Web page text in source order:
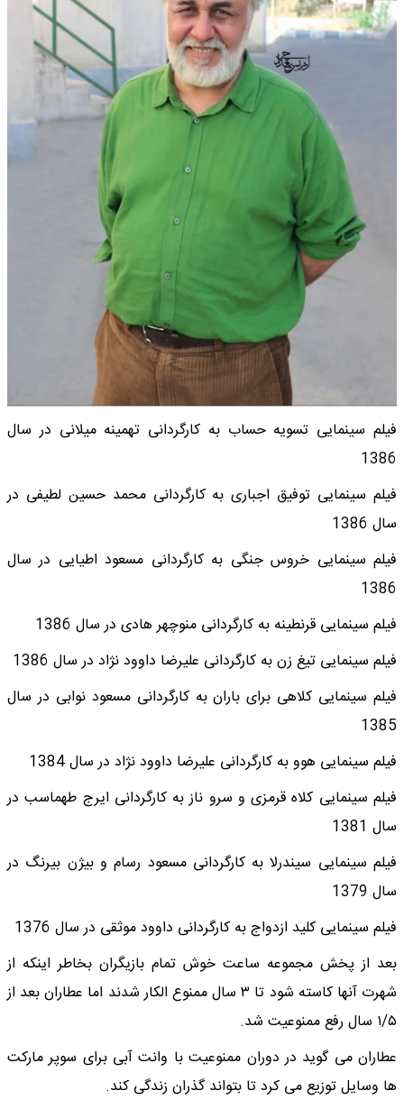
فیلم سینمایی تسویه حساب به کارگردانی تهمینه میلانی در سال
1386
فیلم سینمایی توفیق اجباری به کارگردانی محمد حسین لطیفی در
سال 1386
فیلم سینمایی خروس جنگی به کارگردانی مسعود اطیایی در سال
1386
فیلم سینمایی قرنطینه به کارگردانی منوچهر هادی در سال 1386
فیلم سینمایی تیغ زن به کارگردانی علیرضا داوود نژاد در سال 1386
فیلم سینمایی کلاهی برای باران به کارگردانی مسعود نوابی در سال
1385
فیلم سینمایی هوو به کارگردانی علیرضا داوود نژاد در سال 1384
فیلم سینمایی کلاه قرمزی و سرو ناز به کارگردانی ایرج طهماسب در
سال 1381
فیلم سینمایی سیندرلا به کارگردانی مسعود رسام و بیژن بیرنگ در
سال 1379
فیلم سینمایی کلید ازدواج به کارگردانی داوود موثقی در سال 1376
بعد از پخش مجموعه ساعت خوش تمام بازیگران بخاطر اینکه از
شهرت آنها کاسته شود تا ۳ سال ممنوع الکار شدند اما عطاران بعد از
۱/۵ سال رفع ممنوعیت شد.
عطاران می گوید در دوران ممنوعیت با وانت آبی برای سوپر مارکت
ها وسایل توزیع می کرد تا بتواند گذران زندگی کند.